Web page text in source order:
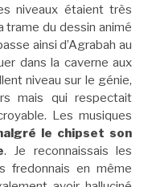
niveaux étaient très
trame du dessin animé
ainsi d’Agrabah au
dans la caverne aux
niveau sur le génie,
mais qui respectait
Les musiques
le chipset son
. Je reconnaissais les
fredonnais en même